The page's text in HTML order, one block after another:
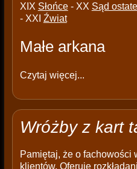
XIX Słońce- XX Sąd
- XXI Źwiat
Małe arkana
Czytaj więcej...
Wróżby z kart
Pamiętaj, że o fachowości
klientów. Oferuję